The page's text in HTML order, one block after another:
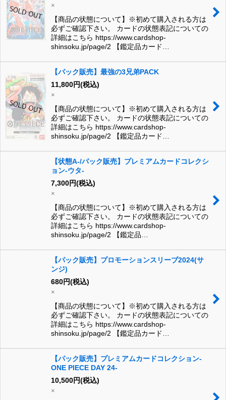
×
【商品の状態について】※初めて購入される方は
必ずご確認下さい。 カードの状態表記についての
詳細はこちら https://www.cardshop-
shinsoku.jp/page/2 【鑑定品カード…
【パック販売】最強の3兄弟PACK
11,800円(税込)
×
【商品の状態について】※初めて購入される方は
必ずご確認下さい。 カードの状態表記についての
詳細はこちら https://www.cardshop-
shinsoku.jp/page/2 【鑑定品カード…
【状態A-/パック販売】プレミアムカードコレクシ
ョン-ウタ-
7,300円(税込)
×
【商品の状態について】※初めて購入される方は
必ずご確認下さい。 カードの状態表記についての
詳細はこちら https://www.cardshop-
shinsoku.jp/page/2 【鑑定品…
【パック販売】プロモーションスリーブ2024(サ
ンジ)
680円(税込)
×
【商品の状態について】※初めて購入される方は
必ずご確認下さい。 カードの状態表記についての
詳細はこちら https://www.cardshop-
shinsoku.jp/page/2 【鑑定品カード…
【パック販売】プレミアムカードコレクション-
ONE PIECE DAY 24-
10,500円(税込)
×